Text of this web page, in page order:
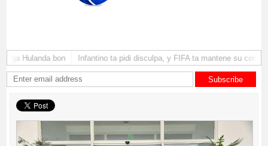
Hulanda bon Infantino ta pidi disculpa, y FIFA ta mantene su como
Subscribe